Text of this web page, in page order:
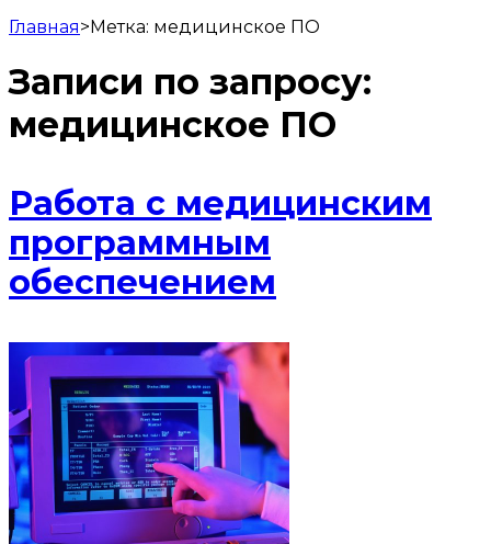
Главная>Метка: медицинское ПО
Записи по запросу:
медицинское ПО
Работа с медицинским
программным
обеспечением